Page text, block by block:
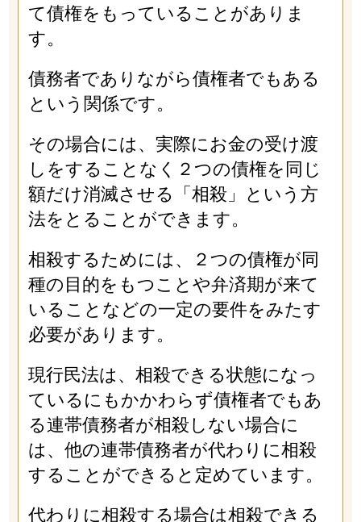
て債権をもっていることがありま
す。
債務者でありながら債権者でもある
という関係です。
その場合には、実際にお金の受け渡
しをすることなく２つの債権を同じ
額だけ消滅させる「相殺」という方
法をとることができます。
相殺するためには、２つの債権が同
種の目的をもつことや弁済期が来て
いることなどの一定の要件をみたす
必要があります。
現行民法は、相殺できる状態になっ
ているにもかかわらず債権者でもあ
る連帯債務者が相殺しない場合に
は、他の連帯債務者が代わりに相殺
することができると定めています。
代わりに相殺する場合は相殺できる